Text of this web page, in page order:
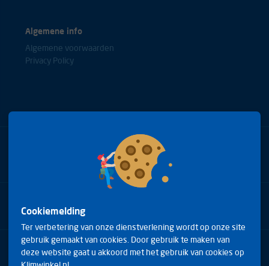
Algemene info
Algemene voorwaarden
Privacy Policy
Bel met onze experts
+31(0)85 0653688
Arduinstraat 20
4827 HK Breda
Cookiemelding
Ter verbetering van onze dienstverlening wordt op onze site
gebruik gemaakt van cookies. Door gebruik te maken van
deze website gaat u akkoord met het gebruik van cookies op